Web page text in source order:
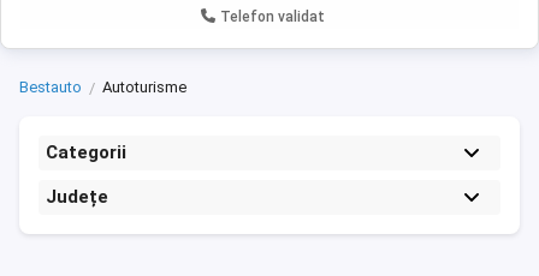
Telefon validat
Bestauto Autoturisme
Categorii
Județe